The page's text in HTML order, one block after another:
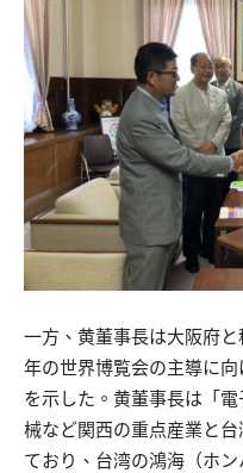
一方、黄董事長は大阪府
年の世界博覧会の主導に
を示した。黄董事長は「
械など関西の重点産業と
ており、台湾の鴻海（ホ